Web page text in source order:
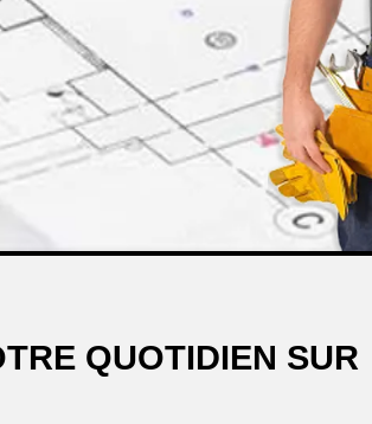
QUOTIDIEN SUR